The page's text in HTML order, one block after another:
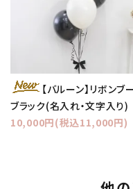
【バルーン】リボンブ
ブラック(名入れ・文字入り)
10,000円(税込11,000円)